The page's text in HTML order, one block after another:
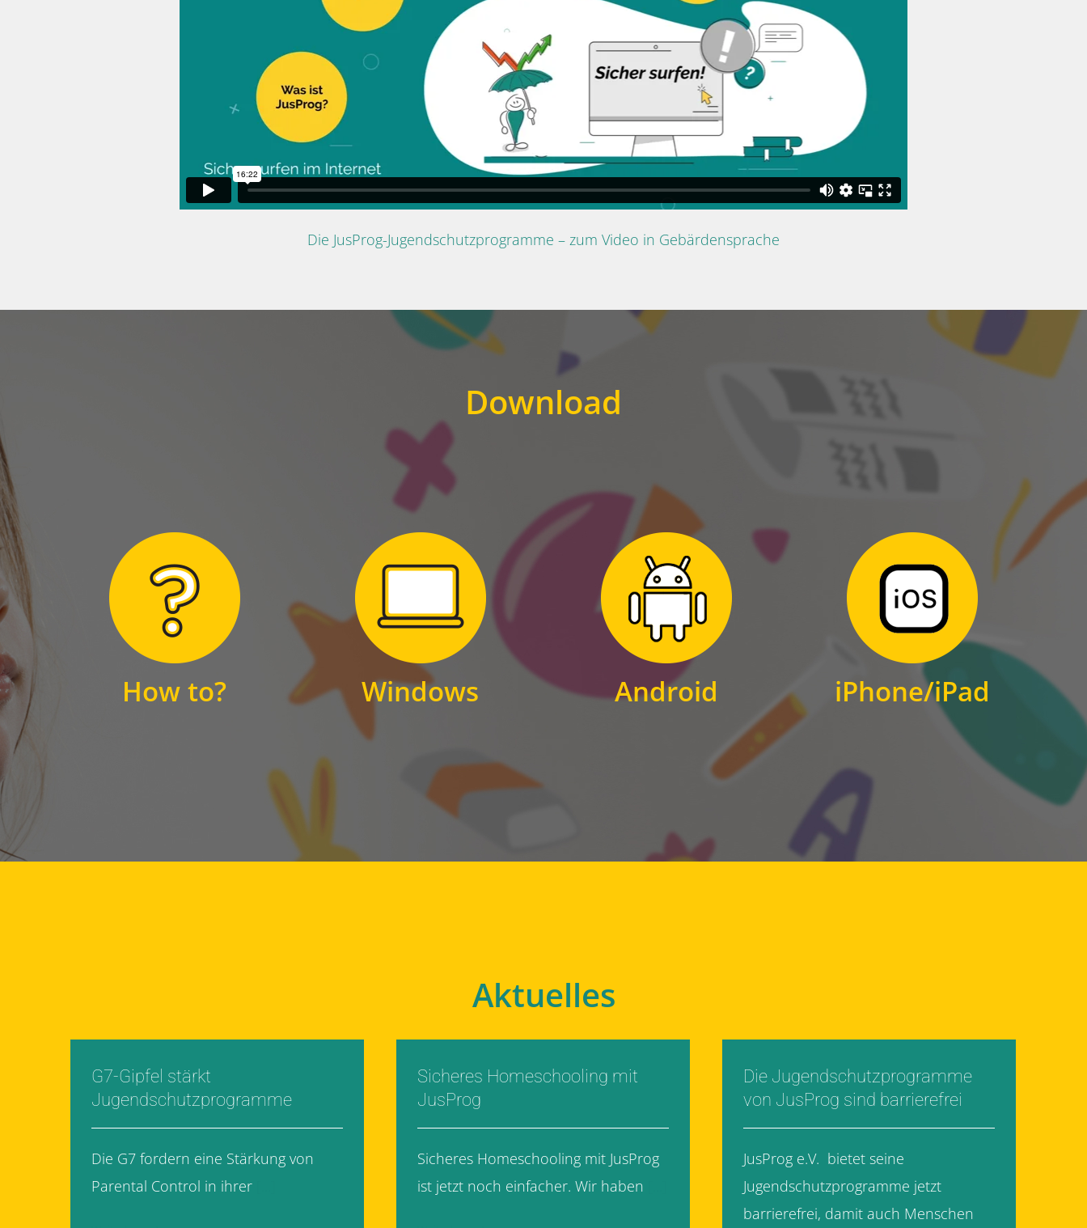
Die JusProg-Jugendschutzprogramme – zum Video in Gebärdensprache
Download
How to?
Hier finden Sie
Windows
Zum Download
für Windows
Android
Zum Download
für Android
iPhone/iPad
Zum Download
für iPhone und iPad
Aktuelles
G7-Gipfel stärkt
Jugendschutzprogramme
Die G7 fordern eine Stärkung von
Parental Control in ihrer
Sicheres Homeschooling mit
JusProg
Sicheres Homeschooling mit JusProg
ist jetzt noch einfacher. Wir haben
Die Jugendschutzprogramme
von JusProg sind barrierefrei
JusProg e.V. bietet seine
Jugendschutzprogramme jetzt
barrierefrei, damit auch Menschen